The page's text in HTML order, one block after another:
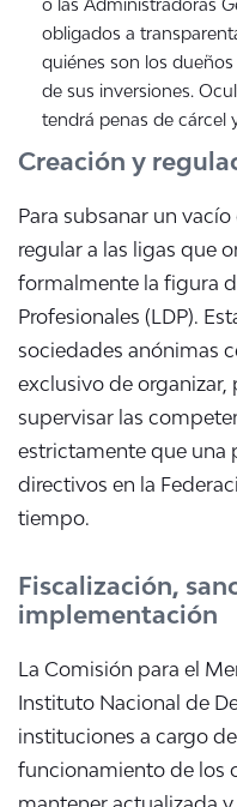
o las Administradoras
obligados a
quiénes son los
de sus inversiones.
tendrá penas de cárcel
Creación y
Para subsanar un
regular a las ligas que
formalmente la figura
Profesionales (LDP).
sociedades anónimas
exclusivo de
supervisar las
estrictamente que una
directivos en la
tiempo.
Fiscalización,
implementación
La Comisión para el
Instituto Nacional de
instituciones a cargo
funcionamiento de los